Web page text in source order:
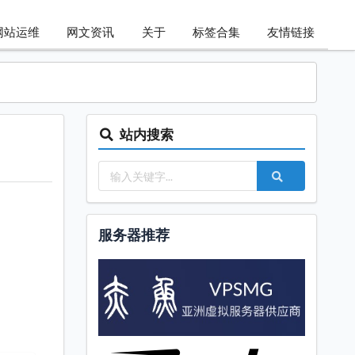
站运维 网文资讯 关于 标签合集 友情链接
站内搜索
服务器推荐